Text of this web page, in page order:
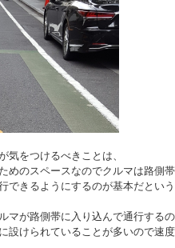
気をつけるべきことは、
めのスペースなのでクルマは路側
できるようにするのが基本だとい
マが路側帯に入り込んで通行する
設けられていることが多いので速